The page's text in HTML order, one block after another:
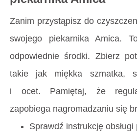
Zanim przystąpisz do
swojego piekarnika Amica.
odpowiednie środki. Zbierz
takie jak miękka szmatka,
i ocet. Pamiętaj, że
zapobiega nagromadzaniu się
Sprawdź instrukcję